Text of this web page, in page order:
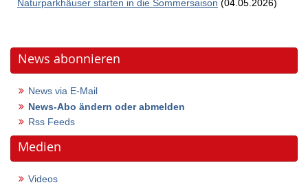
Naturparkhäuser starten in die Sommersaison (04.05.2026)
News abonnieren
News via E-Mail
News-Abo ändern oder abmelden
Rss Feeds
Medien
Videos